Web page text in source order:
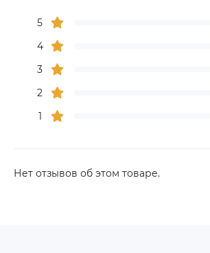
5
4
3
2
1
Нет отзывов об этом товаре.